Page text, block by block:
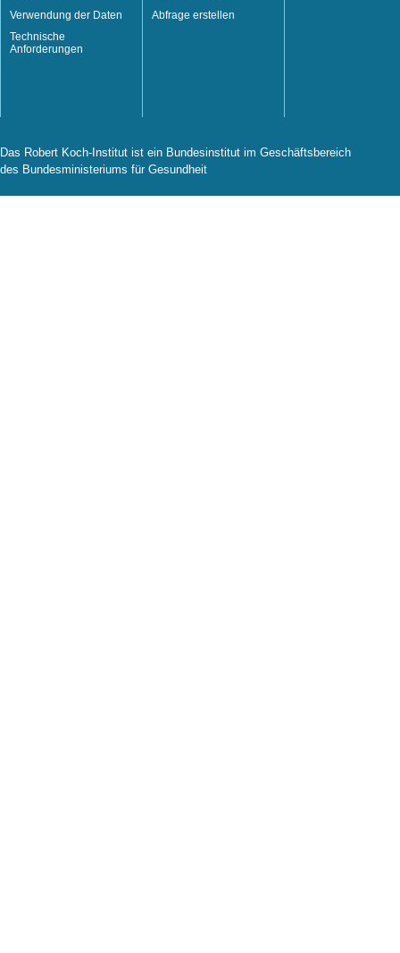
Verwendung der Daten
Technische
Anforderungen
Abfrage erstellen
Das Robert Koch-Institut ist ein Bundesinstitut im Geschäftsbereich
des Bundesministeriums für Gesundheit